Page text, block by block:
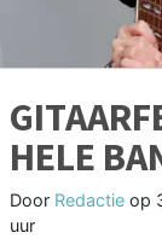
HELE
Door Redactie op
uur